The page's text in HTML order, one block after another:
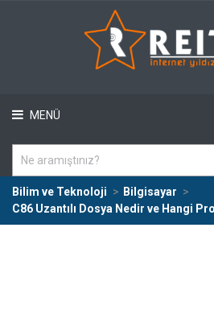
MENÜ
Bilim ve Teknoloji
Bilgisayar
C86 Uzantılı Dosya Nedir ve Hangi